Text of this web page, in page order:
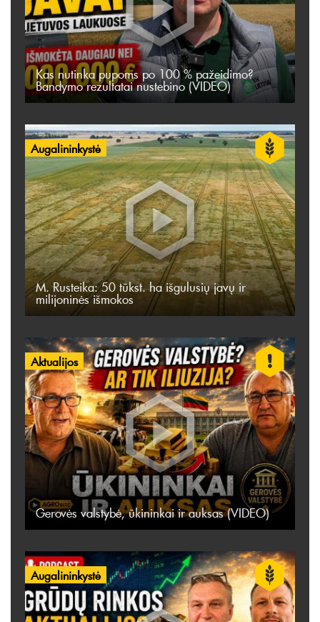
Kas nutinka pupoms po 100 % pažeidimo?
Bandymo rezultatai nustebino (VIDEO)
Augalininkystė
M. Rusteika: 50 tūkst. ha išgulusių javų ir
milijoninės išmokos
Aktualijos
Gerovės valstybė, ūkininkai ir auksas (VIDEO)
Augalininkystė